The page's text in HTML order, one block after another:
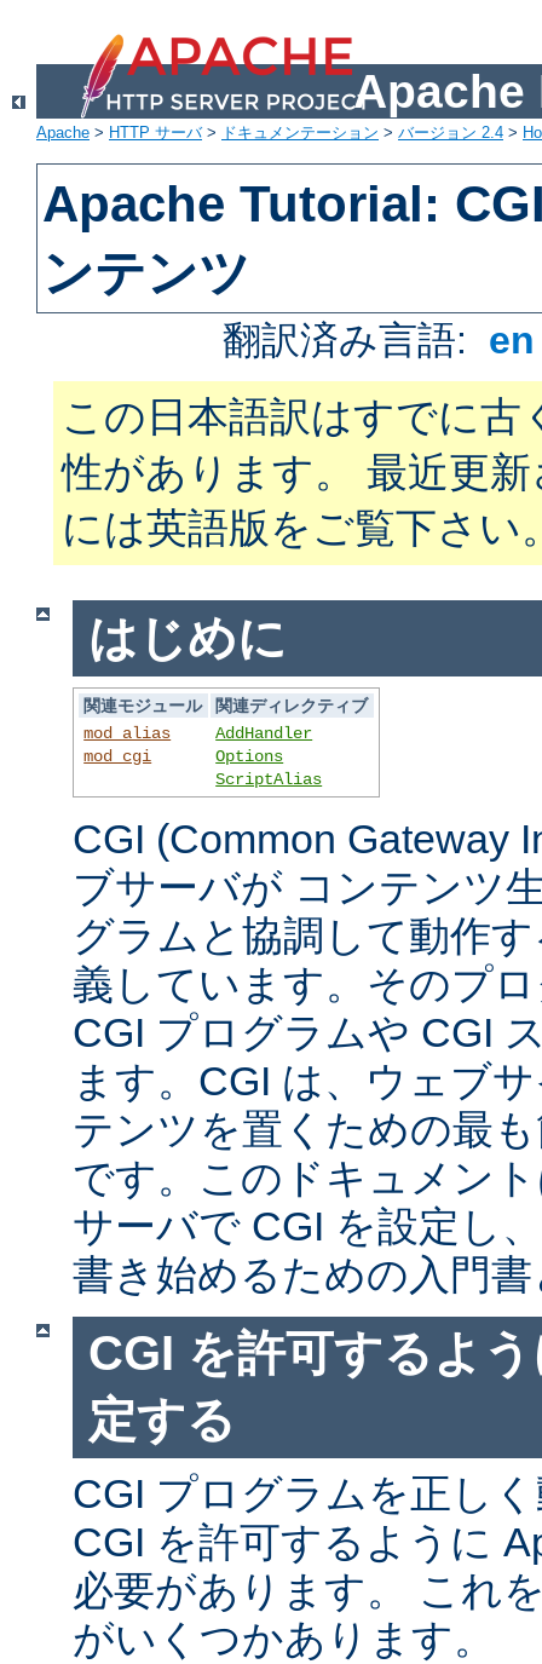
Apache
Apache > HTTP サーバ> ドキュメンテーション > バージョン 2.4 >
Apache Tutorial:
ンテンツ
翻訳済み言語:
この日本語訳はすでに古
性があります。 最近更
には英語版をご覧下さい
はじめに
関連モジュール
関連ディレクティブ
mod_alias
mod_cgi
AddHandler
Options
ScriptAlias
CGI (Common Gateway
ブサーバが コンテンツ
グラムと協調して動作
義しています。そのプ
CGI プログラムや CGI
ます。CGI は、ウェブ
テンツを置くための最
です。このドキュメン
サーバで CGI を設定し
書き始めるための入門
CGI を許可するよ
定する
CGI プログラムを正し
CGI を許可するように
必要があります。 これ
がいくつかあります。